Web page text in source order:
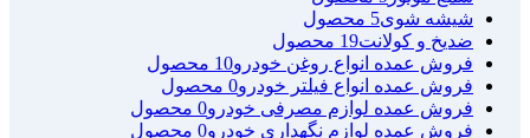
شیشه شوی5 محصول
ضدیخ و کولانت19 محصول
فروش عمده انواع روغن خودرو10 محصول
فروش عمده انواع فیلتر خودرو0 محصول
فروش عمده لوازم مصرفی خودرو0 محصول
فروش عمده لوازم نگهداری خودرو0 محصول